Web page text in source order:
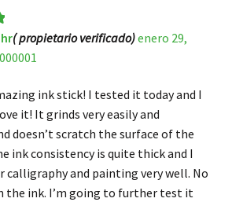
( propietario verificado)enero 29,
ink stick! I tested it today and I
it! It grinds very easily and
doesn’t scratch the surface of the
ink consistency is quite thick and I
calligraphy and painting very well. No
the ink. I’m going to further test it